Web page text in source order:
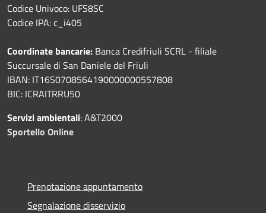
Codice Univoco: UFS8SC
Codice IPA: c_i405
Coordinate bancarie: Banca Credifriuli SCRL - filiale
Succursale di San Daniele del Friuli
IBAN: IT16S0708564190000000557808
BIC: ICRAITRRU50
Servizi ambientali: A&T2000
Sportello Online
Prenotazione appuntamento
Segnalazione disservizio